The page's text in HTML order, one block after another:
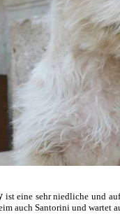
ist eine sehr niedliche und
auch Santorini und wartet